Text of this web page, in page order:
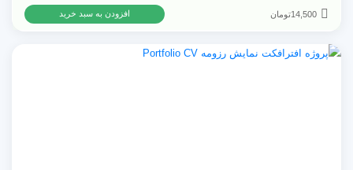
14,500تومان افزودن به سبد خرید